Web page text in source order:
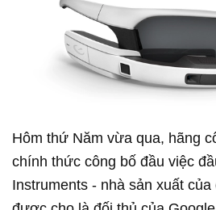
Hôm thứ Năm vừa qua, hãng
chính thức công bố đầu việc
Instruments - nhà sản xuất của